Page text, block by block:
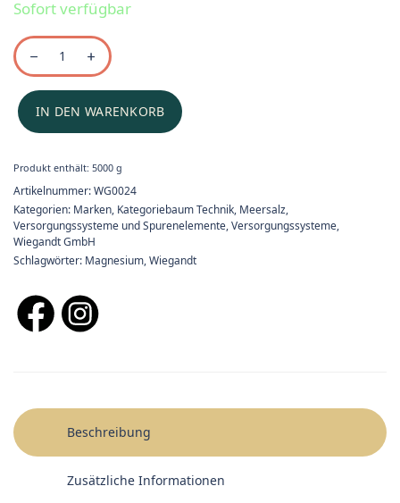
Sofort verfügbar
IN DEN WARENKORB
Produkt enthält: 5000g
Artikelnummer:WG0024
Kategorien: Marken, Kategoriebaum Technik, Meersalz,
Versorgungssysteme und Spurenelemente,Versorgungssysteme,
Wiegandt GmbH
Schlagwörter: Magnesium,Wiegandt
Beschreibung
Zusätzliche Informationen